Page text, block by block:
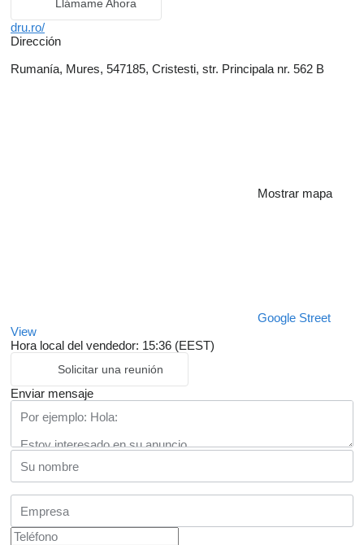
Llámame Ahora
dru.ro/
Dirección
Rumanía, Mures, 547185, Cristesti, str. Principala nr. 562 B
Mostrar mapa
Google Street
View
Hora local del vendedor: 15:36 (EEST)
Solicitar una reunión
Enviar mensaje